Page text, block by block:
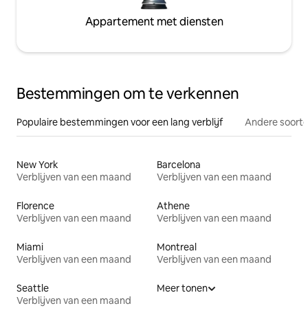
Appartement met diensten
Bestemmingen om te verkennen
Populaire bestemmingen voor een lang verblijf Andere
New York
Verblijven van een maand
Barcelona
Verblijven van een maand
Florence
Verblijven van een maand
Athene
Verblijven van een maand
Miami
Verblijven van een maand
Montreal
Verblijven van een maand
Seattle
Verblijven van een maand
Meer tonen